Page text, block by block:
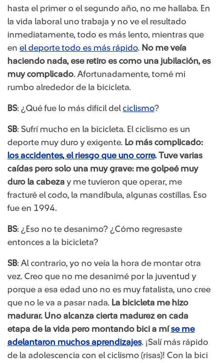
hasta el primer o el segundo año, no me hallaba. En
la vida laboral uno trabaja y no ve el resultado
inmediatamente, todo es más lento, mientras que
en el deporte todo es más rápido. No me veía
haciendo nada, ese retiro es como una jubilación, es
muy complicado. Afortunadamente, tomé mi
rumbo alrededor de la bicicleta.
BS: ¿Qué fue lo más difícil del ciclismo?
SB: Sufrí mucho en la bicicleta. El ciclismo es un
deporte muy duro y exigente. Lo más complicado:
los accidentes, el riesgo que uno corre. Tuve varias
caídas pero solo una muy grave: me golpeé muy
duro la cabeza y me tuvieron que operar, me
fracturé el codo, la mandíbula, algunas costillas. Eso
fue en 1994.
BS: ¿Eso no te desanimo? ¿Cómo regresaste
entonces a la bicicleta?
SB: Al contrario, yo no veía la hora de montar otra
vez. Creo que no me desanimé por la juventud y
porque a esa edad uno no es muy fatalista, uno cree
que no le va a pasar nada. La bicicleta me hizo
madurar. Uno alcanza cierta madurez en cada
etapa de la vida pero montando bici a míse me
adelantaron muchos aprendizajes. ¡Salí más rápido
de la adolescencia con el ciclismo (risas)! Con la bici